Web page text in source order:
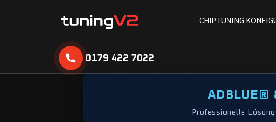
CHIPTUNING KONFIG
0179 422 7022
ADBLUE®
Professionelle